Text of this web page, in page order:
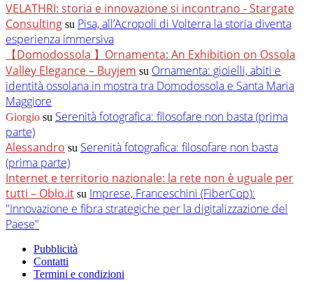
VELATHRI: storia e innovazione si incontrano - Stargate
Consulting su Pisa, all’Acropoli di Volterra la storia diventa
esperienza immersiva
【Domodossola 】Ornamenta: An Exhibition on Ossola
Valley Elegance – Buyjem su Ornamenta: gioielli, abiti e
identità ossolana in mostra tra Domodossola e Santa Maria
Maggiore
Giorgio su Serenità fotografica: filosofare non basta (prima
parte)
Alessandro su Serenità fotografica: filosofare non basta
(prima parte)
Internet e territorio nazionale: la rete non è uguale per
tutti – Oblo.it su Imprese, Franceschini (FiberCop):
"Innovazione e fibra strategiche per la digitalizzazione del
Paese"
Pubblicità
Contatti
Termini e condizioni